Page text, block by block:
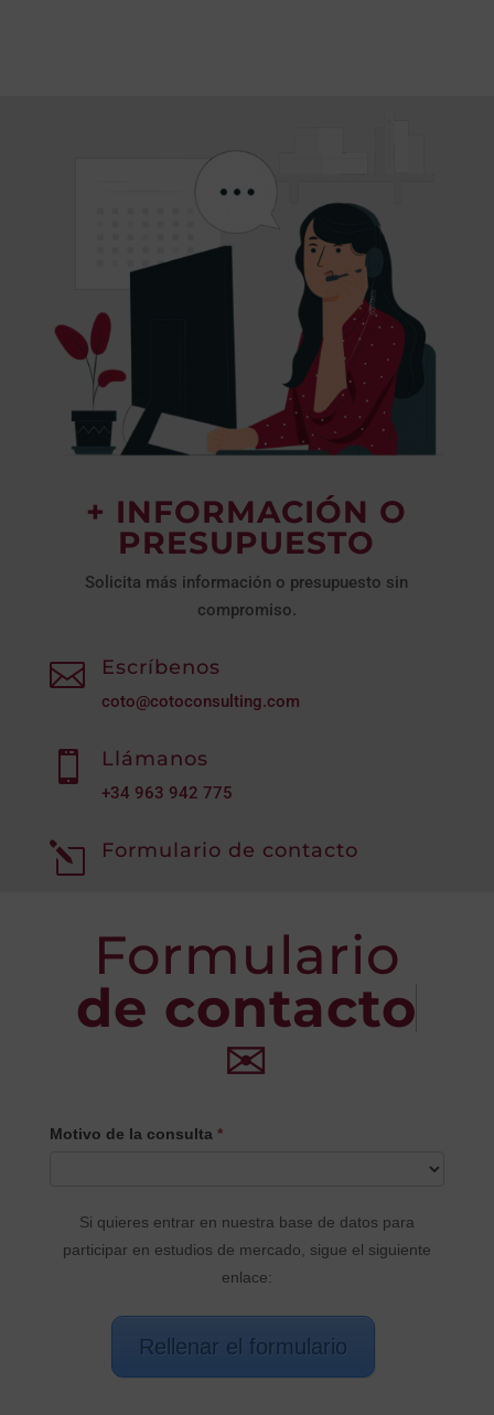
+ INFORMACIÓN O
PRESUPUESTO
Solicita más información o presupuesto sin
compromiso.
 Escríbenos
coto@cotoconsulting.com
 Llámanos
+34 963 942 775
l Formulario de contacto
Formulario
de contacto
✉
CONTACTO
Motivo de la consulta *
Si quieres entrar en nuestra base de datos para
participar en estudios de mercado, sigue el siguiente
enlace:
Rellenar el formulario